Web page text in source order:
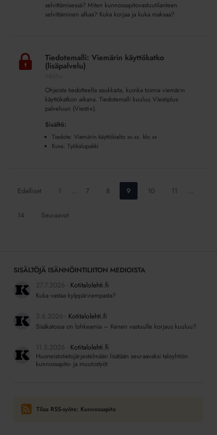
selvittämisessä? Miten kunnossapitovastuutilanteen
selvittäminen alkaa? Kuka korjaa ja kuka maksaa?
Viemärin
käyttökatko
(lisäpalvelu)
Tiedotemalli: Viemärin käyttökatko
(lisäpalvelu)
Ohjeista tiedotteella asukkaita, kuinka toimia viemärin
käyttökatkon aikana. Tiedotemalli kuuluu Viestiplus-
palveluun (Viesti+).
Sisältö:
Tiedote: Viemärin käyttökielto xx.xx. klo xx
Kuva: Työkalupakki
Edelliset
Siirry
1 …
Siirry
7
Siirry
sivulle:
8
Siirry
sivulle:
9
Siirry
10
Siirry
11 …
Siirry
14 Seuraavat
SISÄLTÖJÄ ISÄNNÖINTILIITON MEDIOISTA
27.7.2026
Kotitalolehti.fi
Kuka vastaa kylppärirempasta?
3.6.2026 Kotitalolehti.fi
Sisäkatossa on lohkeamia – Kenen vastuulle korjaus kuuluu?
11.5.2026 Kotitalolehti.fi
Huoneistotietojärjestelmään lisätään seuraavaksi taloyhtiön
kunnossapito- ja muutostyöt
Tilaa RSS-syöte: Kunnossapito